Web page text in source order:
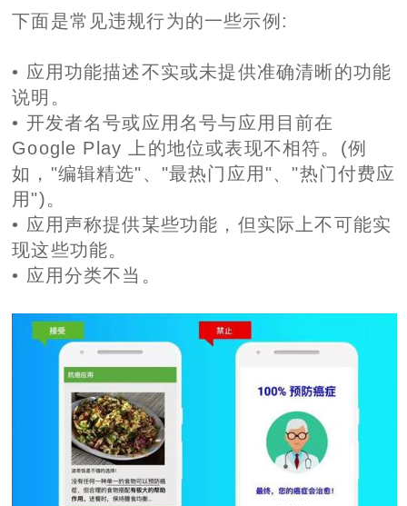
下面是常见违规行为的一些示例:
• 应用功能描述不实或未提供准确清晰的功能
说明。
• 开发者名号或应用名号与应用目前在
Google Play 上的地位或表现不相符。(例
如，"编辑精选"、"最热门应用"、"热门付费应
用")。
• 应用声称提供某些功能，但实际上不可能实
现这些功能。
• 应用分类不当。